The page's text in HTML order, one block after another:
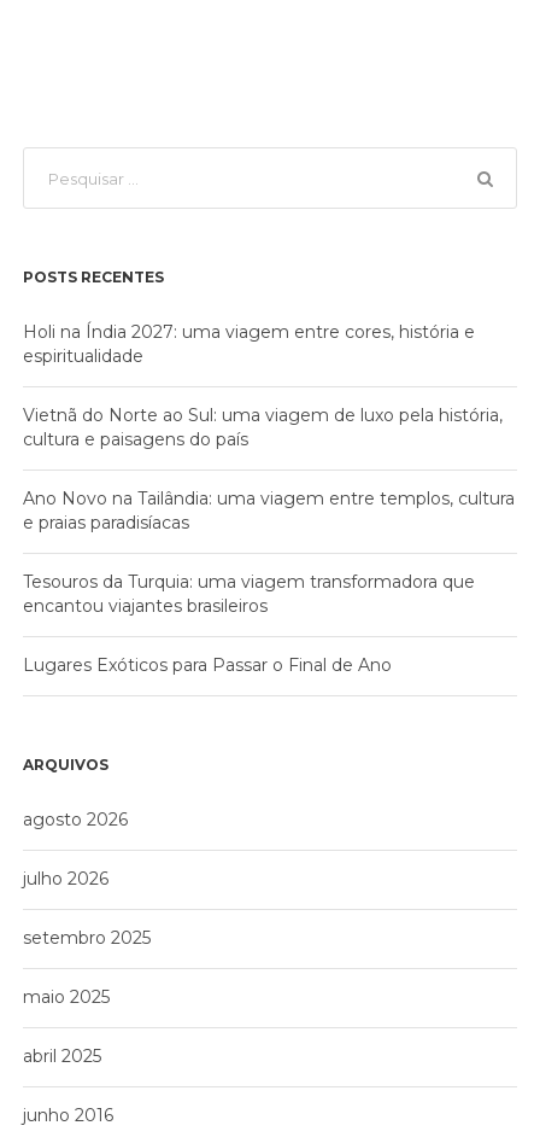
POSTS RECENTES
Holi na Índia 2027: uma viagem entre cores, história e
espiritualidade
Vietnã do Norte ao Sul: uma viagem de luxo pela história,
cultura e paisagens do país
Ano Novo na Tailândia: uma viagem entre templos, cultura
e praias paradisíacas
Tesouros da Turquia: uma viagem transformadora que
encantou viajantes brasileiros
Lugares Exóticos para Passar o Final de Ano
ARQUIVOS
agosto 2026
julho 2026
setembro 2025
maio 2025
abril 2025
junho 2016